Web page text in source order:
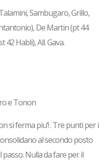
Sambugaro, Grillo,
De Martin (pt 44
42 Habli), All. Gava.
e Tonon
si ferma piu’!.Tre punti per i
al secondo posto
Nulla da fare per il